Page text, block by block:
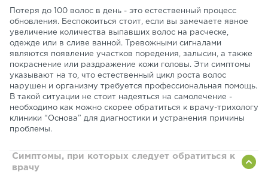
Потеря до 100 волос в день - это естественный процесс
обновления. Беспокоиться стоит, если вы замечаете явное
увеличение количества выпавших волос на расческе,
одежде или в сливе ванной. Тревожными сигналами
являются появление участков поредения, залысин, а также
покраснение или раздражение кожи головы. Эти симптомы
указывают на то, что естественный цикл роста волос
нарушен и организму требуется профессиональная помощь.
В такой ситуации не стоит надеяться на самолечение -
необходимо как можно скорее обратиться к врачу-трихологу
клиники “Основа” для диагностики и устранения причины
проблемы.
Симптомы, при которых следует обратиться к
врачу